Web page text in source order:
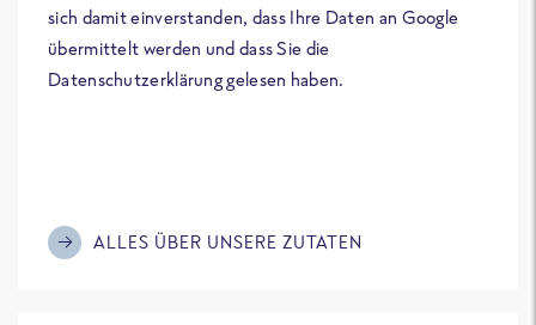
sich damit einverstanden, dass Ihre Daten an Google
übermittelt werden und dass Sie die
Datenschutzerklärung gelesen haben.
ALLES ÜBER UNSERE ZUTATEN